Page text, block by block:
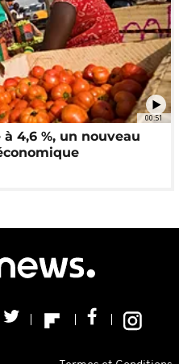
00:51
4,6 %, un nouveau